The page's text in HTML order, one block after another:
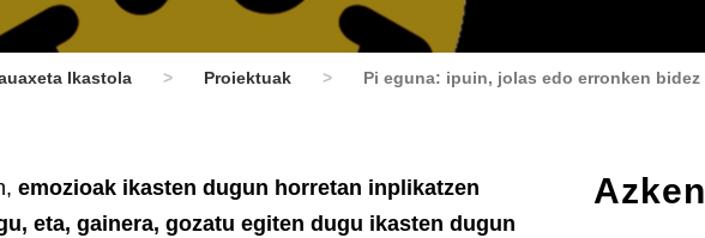
Ikastola > Proiektuak > Pi eguna: ipuin, jolas edo erronken
emozioak ikasten dugun horretan inplikatzen
eta, gainera, gozatu egiten dugu ikasten dugun